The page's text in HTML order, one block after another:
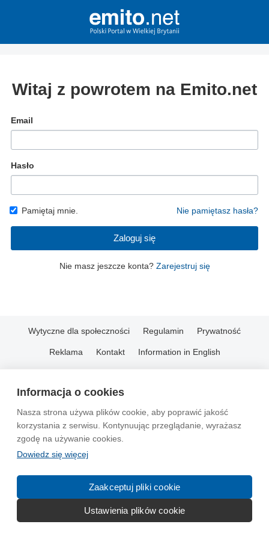
Informacja o cookies
Nasza strona używa plików cookie, aby poprawić jakość
korzystania z serwisu. Kontynuując przeglądanie, wyrażasz
zgodę na używanie cookies.
Dowiedz się więcej
Zaakceptuj pliki cookie
Ustawienia plików cookie
Witaj z powrotem na Emito.net
Email
Hasło
Pamiętaj mnie. Nie pamiętasz hasła?
Zaloguj się
Nie masz jeszcze konta? Zarejestruj się
Wytyczne dla społeczności Regulamin Prywatność
Reklama Kontakt Information in English